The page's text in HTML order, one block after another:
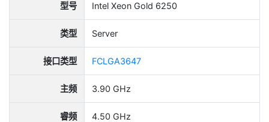
型号 Intel Xeon Gold 6250
类型 Server
接口类型 FCLGA3647
主频 3.90 GHz
睿频 4.50 GHz